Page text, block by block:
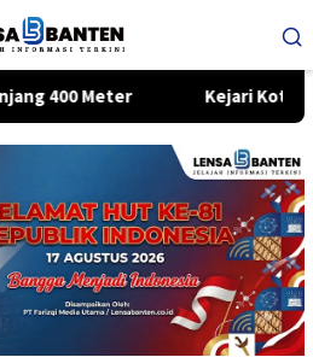
Kejari Kota Tangerang